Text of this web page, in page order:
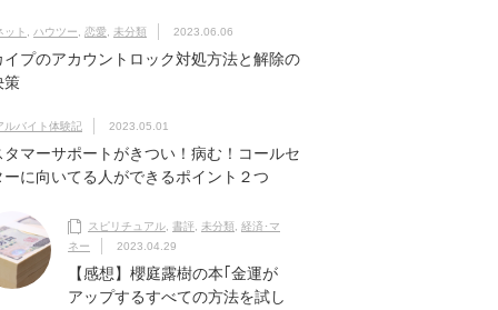
ット ハウツー 恋愛 未分類 2023.06.06
イプのアカウントロック対処方法と解除の
策
ルバイト体験記 2023.05.01
タマーサポートがきつい！病む！コールセ
ーに向いてる人ができるポイント２つ
スピリチュアル 書評 未分類
経済･マ
ネー
2023.04.29
【感想】櫻庭露樹の本｢金運が
アップするすべての方法を試し